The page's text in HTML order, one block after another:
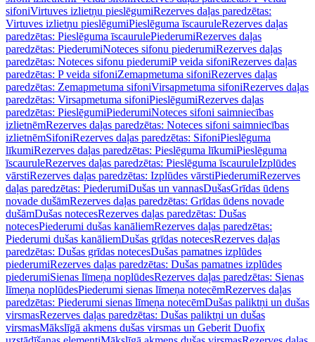
sifoniVirtuves izlietņu pieslēgumiRezerves daļas paredzētas:
Virtuves izlietņu pieslēgumiPieslēguma īscauruleRezerves daļas
paredzētas: Pieslēguma īscaurulePiederumiRezerves daļas
paredzētas: PiederumiNoteces sifonu piederumiRezerves daļas
paredzētas: Noteces sifonu piederumiP veida sifoniRezerves daļas
paredzētas: P veida sifoniZemapmetuma sifoniRezerves daļas
paredzētas: Zemapmetuma sifoniVirsapmetuma sifoniRezerves daļas
paredzētas: Virsapmetuma sifoniPieslēgumiRezerves daļas
paredzētas: PieslēgumiPiederumiNoteces sifoni saimniecības
izlietnēmRezerves daļas paredzētas: Noteces sifoni saimniecības
izlietnēmSifoniRezerves daļas paredzētas: SifoniPieslēguma
līkumiRezerves daļas paredzētas: Pieslēguma līkumiPieslēguma
īscauruleRezerves daļas paredzētas: Pieslēguma īscauruleIzplūdes
vārstiRezerves daļas paredzētas: Izplūdes vārstiPiederumiRezerves
daļas paredzētas: PiederumiDušas un vannasDušasGrīdas ūdens
novade dušāmRezerves daļas paredzētas: Grīdas ūdens novade
dušāmDušas notecesRezerves daļas paredzētas: Dušas
notecesPiederumi dušas kanāliemRezerves daļas paredzētas:
Piederumi dušas kanāliemDušas grīdas notecesRezerves daļas
paredzētas: Dušas grīdas notecesDušas pamatnes izplūdes
piederumiRezerves daļas paredzētas: Dušas pamatnes izplūdes
piederumiSienas līmeņa noplūdesRezerves daļas paredzētas: Sienas
līmeņa noplūdesPiederumi sienas līmeņa notecēmRezerves daļas
paredzētas: Piederumi sienas līmeņa notecēmDušas paliktņi un dušas
virsmasRezerves daļas paredzētas: Dušas paliktņi un dušas
virsmasMākslīgā akmens dušas virsmas un Geberit Duofix